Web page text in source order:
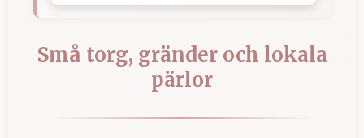
Små torg, gränder och lokala
pärlor